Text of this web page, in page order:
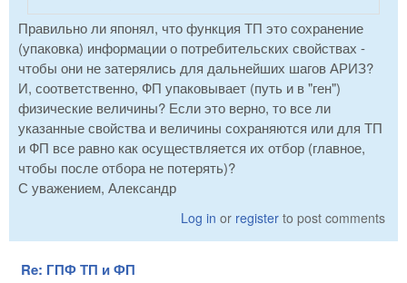
Правильно ли японял, что функция ТП это сохранение
(упаковка) информации о потребительских свойствах -
чтобы они не затерялись для дальнейших шагов АРИЗ?
И, соответственно, ФП упаковывает (путь и в "ген")
физические величины? Если это верно, то все ли
указанные свойства и величины сохраняются или для ТП
и ФП все равно как осуществляется их отбор (главное,
чтобы после отбора не потерять)?
С уважением, Александр
Log in or register to post comments
Re: ГПФ ТП и ФП